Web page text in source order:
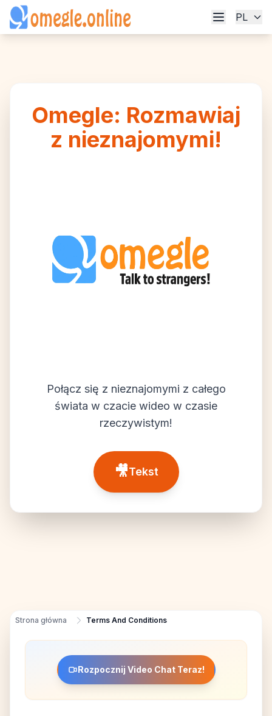
PL
Omegle: Rozmawiaj
z nieznajomymi!
Połącz się z nieznajomymi z całego
świata w czacie wideo w czasie
rzeczywistym!
🎥Tekst
Strona główna Terms And Conditions
Rozpocznij Video Chat Teraz!